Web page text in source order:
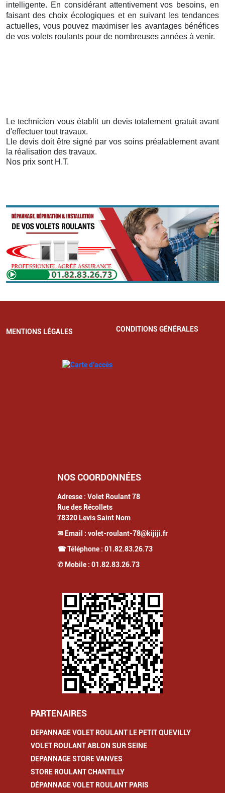
intelligente. En considérant attentivement vos besoins, en
faisant des choix écologiques et en suivant les tendances
actuelles, vous pouvez maximiser les avantages bénéfices
de vos volets roulants pour de nombreuses années à venir.
Le technicien vous établit un devis totalement gratuit avant
d'effectuer tout travaux.
Lle devis doit être signé par vos soins préalablement avant
la réalisation des travaux.
Nos prix sont H.T.
MENTIONS LÉGALES CONDITIONS GÉNÉRALES
NOS COORDONNÉES
Adresse : Volet Roulant 78
Rue des Récollets
78320 Levis Saint Nom
✉ Email : volet-roulant-78@kijiji.fr
☎ Téléphone : 01.82.83.26.73
✆ Mobile : 01.82.83.26.73
PARTENAIRES
DEPANNAGE VOLET ROULANT LE PETIT QUEVILLY
VOLET ROULANT ABLON SUR SEINE
DEPANNAGE STORE VANVES
STORE ROULANT CHANTILLY
DÉPANNAGE VOLET ROULANT PARIS